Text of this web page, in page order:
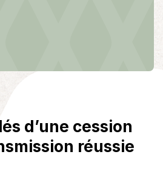
d’une cession
réussie